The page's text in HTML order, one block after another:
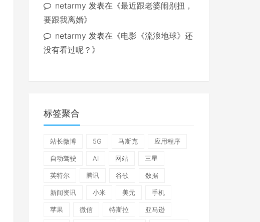
netarmy 发表在《最近跟老婆闹别扭，
要跟我离婚》
netarmy 发表在《电影《流浪地球》还
没有看过呢？ 》
标签聚合
站长微博 5G 马斯克 应用程序
自动驾驶 AI 网站 三星
英特尔 腾讯 谷歌 数据
新闻资讯 小米 美元 手机
苹果 微信 特斯拉 亚马逊